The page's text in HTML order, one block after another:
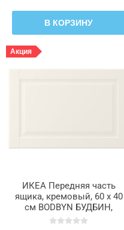
В КОРЗИНУ
Акция
ИКЕА Передняя часть
ящика, кремовый, 60 x 40
см BODBYN БУДБИН,
002.055.01